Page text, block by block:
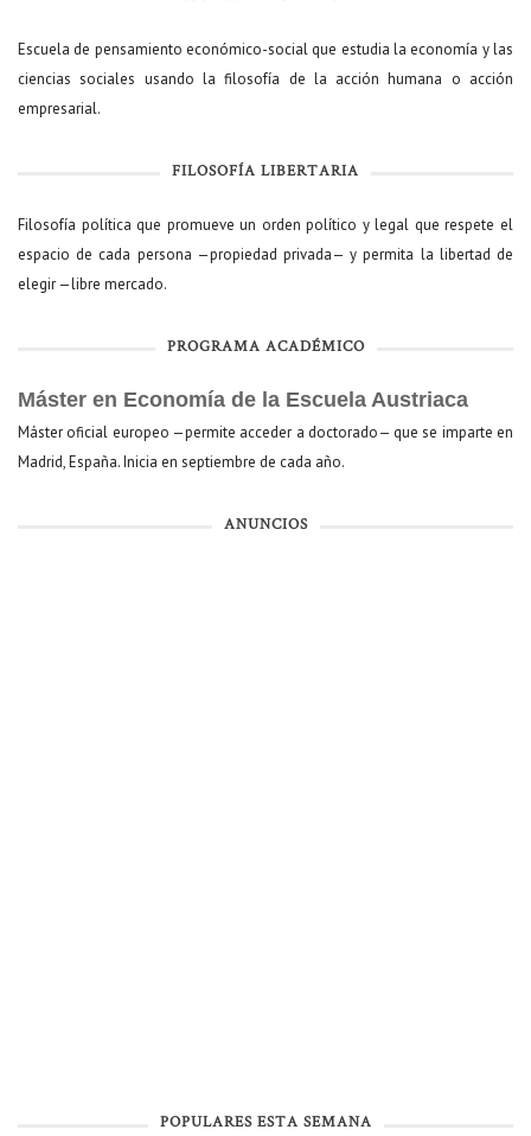
Escuela de pensamiento económico-social que estudia la economía y las
ciencias sociales usando la filosofía de la acción humana o acción
empresarial.
FILOSOFÍA LIBERTARIA
Filosofía política que promueve un orden político y legal que respete el
espacio de cada persona —propiedad privada— y permita la libertad de
elegir —libre mercado.
PROGRAMA ACADÉMICO
Máster en Economía de la Escuela Austriaca
Máster oficial europeo —permite acceder a doctorado— que se imparte en
Madrid, España. Inicia en septiembre de cada año.
ANUNCIOS
POPULARES ESTA SEMANA